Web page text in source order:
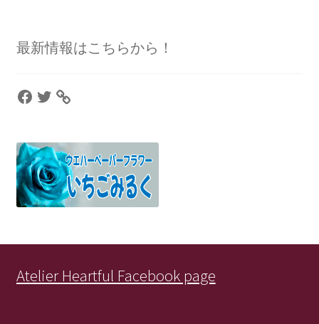
最新情報はこちらから！
Facebook
Twitter
Atelier Heartful Facebook page